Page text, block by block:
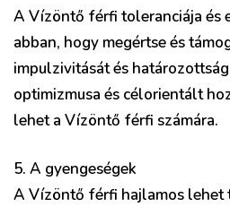
A Vízöntő férfi toleranciája és
abban, hogy megértse és
impulzivitását és
optimizmusa és célorientált
lehet a Vízöntő férfi számára.
5. A gyengeségek
A Vízöntő férfi hajlamos lehet